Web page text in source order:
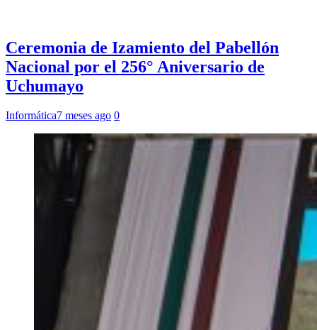
Ceremonia de Izamiento del Pabellón
Nacional por el 256° Aniversario de
Uchumayo
Informática7 meses ago 0